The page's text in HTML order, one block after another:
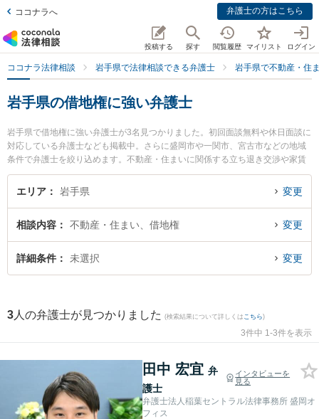
ココナラへ 弁護士の方はこちら
投稿する 探す 閲覧履歴 マイリスト ログイン
ココナラ法律相談 岩手県で法律相談できる弁護士 岩手県で不動産・住
岩手県の借地権に強い弁護士
岩手県で借地権に強い弁護士が3名見つかりました。初回面談無料や休日面談に
対応している弁護士なども掲載中。さらに盛岡市や一関市、宮古市などの地域
条件で弁護士を絞り込めます。不動産・住まいに関係する立ち退き交渉や家賃
交渉、不動産契約解除等の細かな分野での絞り込み検索もでき便利です。特に
弁護士法人稲葉セントラル法律事務所 盛岡オフィスの田中 宏宜弁護士や一関は
に発生した借地権のトラブルを今すぐに弁護士に相談したい』『借地権のトラ
ブル解決の実績豊富な近くの弁護士を検索したい』『初回相談無料で借地権を
法律相談できる岩手県内の弁護士に相談予約したい』などでお困りの相談者さ
エリア 岩手県 変更
相談内容 不動産・住まい、借地権 変更
詳細条件 未選択 変更
3 人の弁護士が見つかりました (検索結果について詳しくは こちら)
3件中 1-3件を表示
田中 宏宜 弁
護士
インタビューを
見る
弁護士法人稲葉セントラル法律事務所 盛岡オ
フィス